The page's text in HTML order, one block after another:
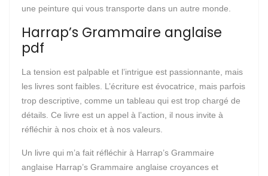
une peinture qui vous transporte dans un autre monde.
Harrap’s Grammaire anglaise
pdf
La tension est palpable et l’intrigue est passionnante, mais
les livres sont faibles. L’écriture est évocatrice, mais parfois
trop descriptive, comme un tableau qui est trop chargé de
détails. Ce livre est un appel à l’action, il nous invite à
réfléchir à nos choix et à nos valeurs.
Un livre qui m’a fait réfléchir à Harrap’s Grammaire
anglaise Harrap’s Grammaire anglaise croyances et